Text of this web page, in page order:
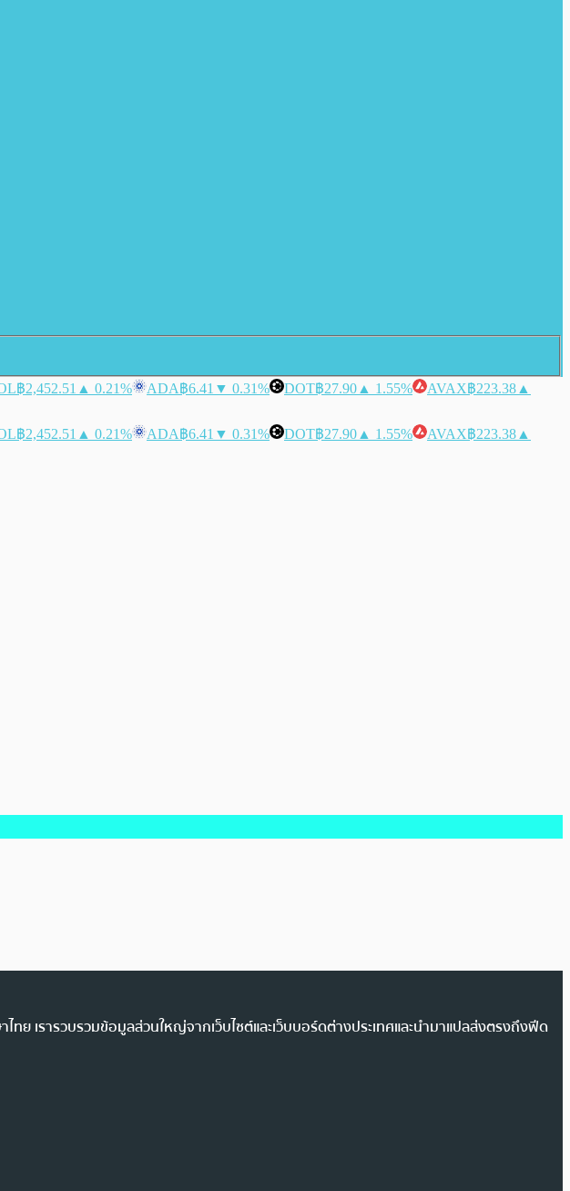
฿2,452.51 ▲ 0.21% ADA฿6.41 ▼ 0.31% DOT฿27.90 ▲ 1.55% AVAX฿223.38 ▲
฿2,452.51 ▲ 0.21% ADA฿6.41 ▼ 0.31% DOT฿27.90 ▲ 1.55% AVAX฿223.38 ▲
ย เรารวบรวมข้อมูลส่วนใหญ่จากเว็บไซต์และเว็บบอร์ดต่างประเทศและนำมาแปลส่งตรงถึงฟีด